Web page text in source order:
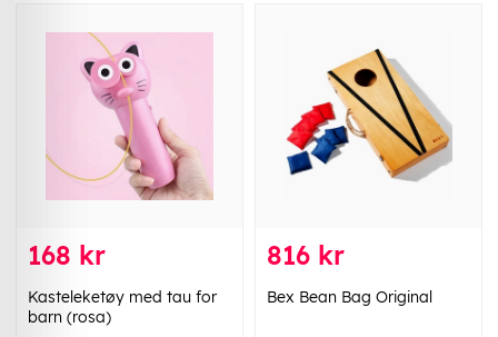
168 kr
Kasteleketøy med tau for
barn (rosa)
816 kr
Bex Bean Bag Original